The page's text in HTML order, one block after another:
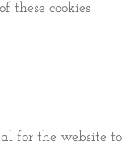
these cookies
for the website to